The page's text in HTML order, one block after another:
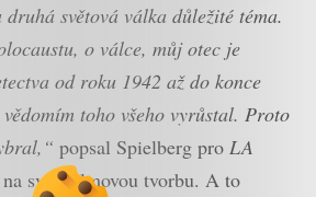
světová válka důležité téma.
o válce, můj otec je
od roku 1942 až do konce
toho všeho vyrůstal. Proto
popsal Spielberg pro LA
svou filmovou tvorbu. A to